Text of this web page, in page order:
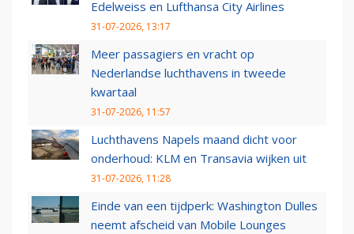
Edelweiss en Lufthansa City Airlines
31-07-2026, 13:17
Meer passagiers en vracht op
Nederlandse luchthavens in tweede
kwartaal
31-07-2026, 11:57
Luchthavens Napels maand dicht voor
onderhoud: KLM en Transavia wijken uit
31-07-2026, 11:28
Einde van een tijdperk: Washington Dulles
neemt afscheid van Mobile Lounges